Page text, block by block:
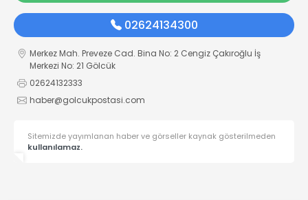
02624134300
Merkez Mah. Preveze Cad. Bina No: 2 Cengiz Çakıroğlu İş
Merkezi No: 21 Gölcük
02624132333
haber@golcukpostasi.com
Sitemizde yayımlanan haber ve görseller kaynak gösterilmeden
kullanılamaz.